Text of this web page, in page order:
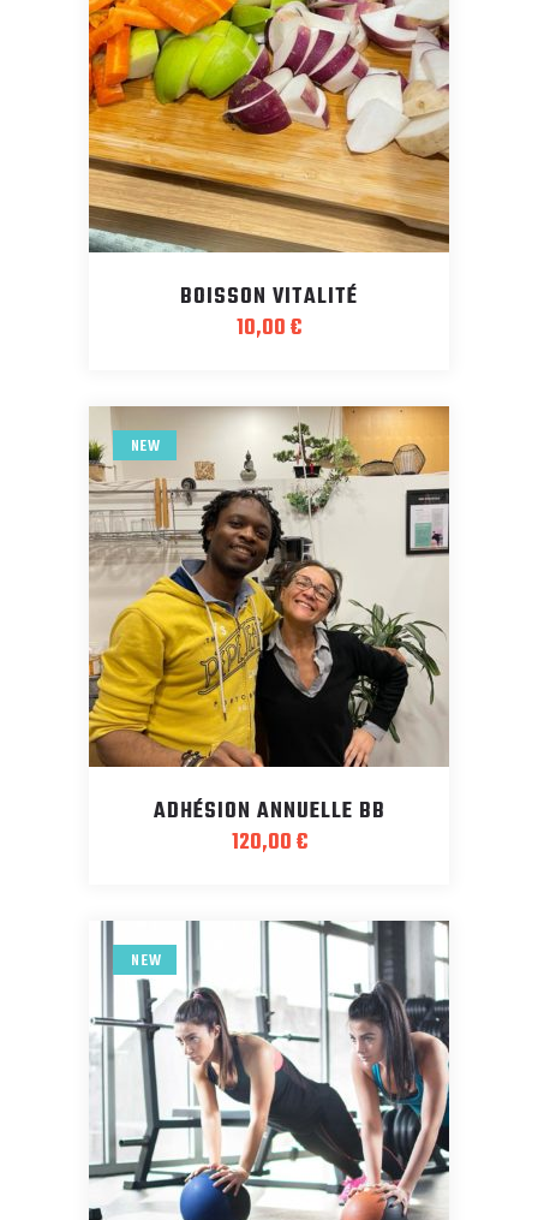
BOISSON VITALITÉ
10,00€
NEW
ADHÉSION ANNUELLE BB
120,00€
NEW